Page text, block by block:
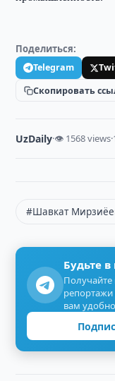
Поделиться:
Telegram
Скопировать
UzDaily·👁 1568 views·
#Шавкат
Будьте
Получайте
репортажи
вам